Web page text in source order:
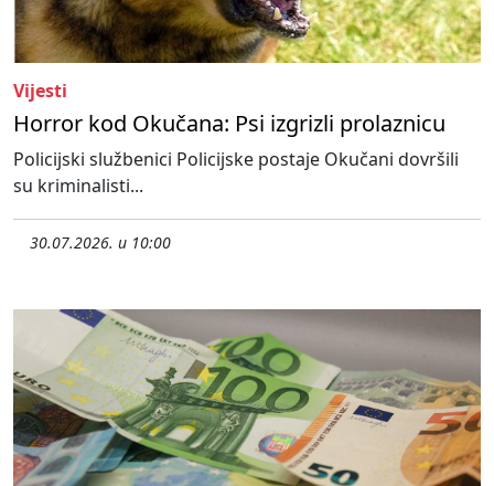
Vijesti
Horror kod Okučana: Psi izgrizli prolaznicu
Policijski službenici Policijske postaje Okučani dovršili
su kriminalisti...
30.07.2026. u 10:00